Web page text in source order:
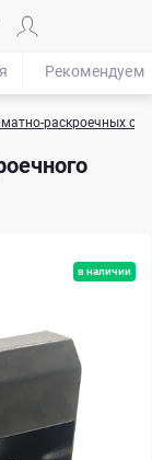
раскроечных
Рекомендуем
в наличии